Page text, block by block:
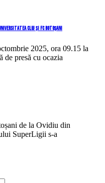
Cluj și FC Botoșani
2025, ora 09.15 la
de presă cu ocazia
de la Ovidiu din
SuperLigii s-a